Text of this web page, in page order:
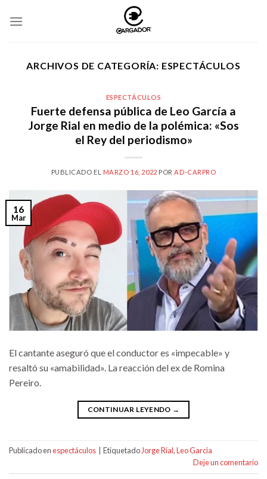
ARCHIVOS DE CATEGORÍA: ESPECTÁCULOS
ESPECTÁCULOS
Fuerte defensa pública de Leo García a
Jorge Rial en medio de la polémica: «Sos
el Rey del periodismo»
PUBLICADO EL MARZO 16, 2022 POR AD-CARPRO
16
Mar
El cantante aseguró que el conductor es «impecable» y
resaltó su «amabilidad». La reacción del ex de Romina
Pereiro.
CONTINUAR LEYENDO →
Publicado enespectáculos EtiquetadoJorge Rial,Leo Garcia
Deje un comentario